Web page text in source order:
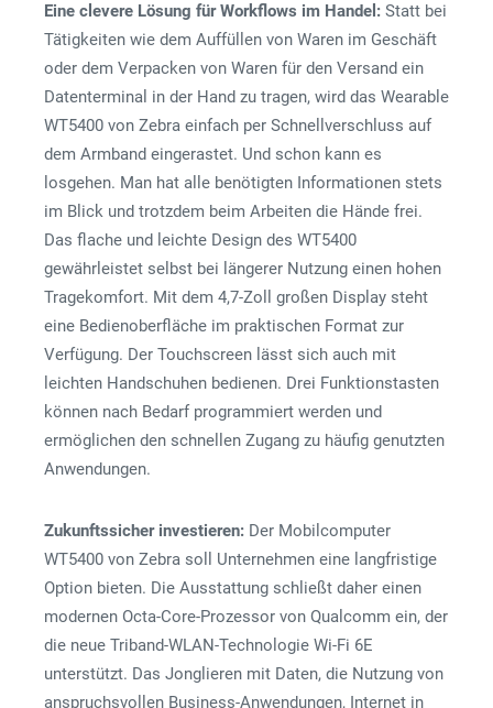
Eine clevere Lösung für Workflows im Handel: Statt bei
Tätigkeiten wie dem Auffüllen von Waren im Geschäft
oder dem Verpacken von Waren für den Versand ein
Datenterminal in der Hand zu tragen, wird das Wearable
WT5400 von Zebra einfach per Schnellverschluss auf
dem Armband eingerastet. Und schon kann es
losgehen. Man hat alle benötigten Informationen stets
im Blick und trotzdem beim Arbeiten die Hände frei.
Das flache und leichte Design des WT5400
gewährleistet selbst bei längerer Nutzung einen hohen
Tragekomfort. Mit dem 4,7-Zoll großen Display steht
eine Bedienoberfläche im praktischen Format zur
Verfügung. Der Touchscreen lässt sich auch mit
leichten Handschuhen bedienen. Drei Funktionstasten
können nach Bedarf programmiert werden und
ermöglichen den schnellen Zugang zu häufig genutzten
Anwendungen.
Zukunftssicher investieren: Der Mobilcomputer
WT5400 von Zebra soll Unternehmen eine langfristige
Option bieten. Die Ausstattung schließt daher einen
modernen Octa-Core-Prozessor von Qualcomm ein, der
die neue Triband-WLAN-Technologie Wi-Fi 6E
unterstützt. Das Jonglieren mit Daten, die Nutzung von
anspruchsvollen Business-Anwendungen, Internet in